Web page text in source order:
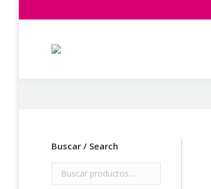
Buscar / Search
Buscar
por: